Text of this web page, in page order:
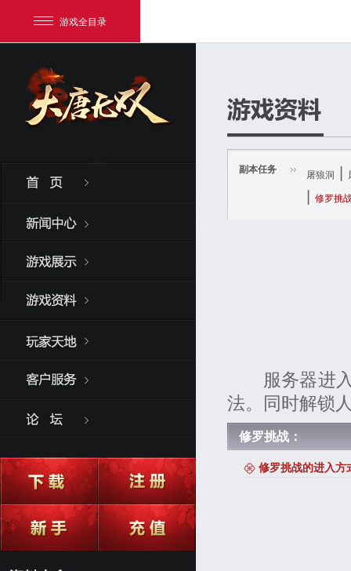
游戏全目录
副本任务 屠狼洞
修罗挑
服务器进入
法。同时解锁
修罗挑战：
修罗挑战的进入方